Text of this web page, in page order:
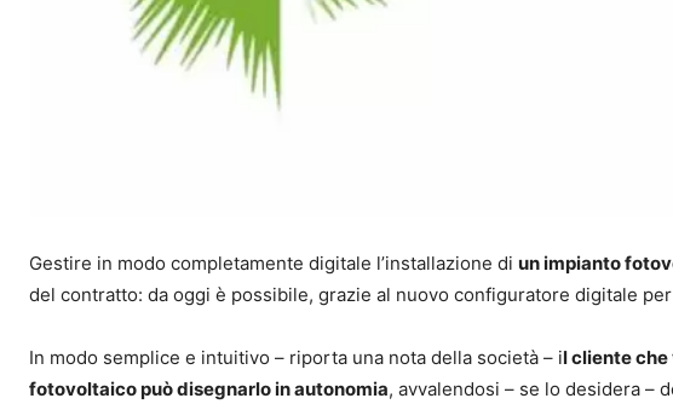
Gestire in modo completamente digitale l’installazione di un impianto
del contratto: da oggi è possibile, grazie al nuovo configuratore digitale
In modo semplice e intuitivo – riporta una nota della società – il cliente
fotovoltaico può disegnarlo in autonomia, avvalendosi – se lo desidera –